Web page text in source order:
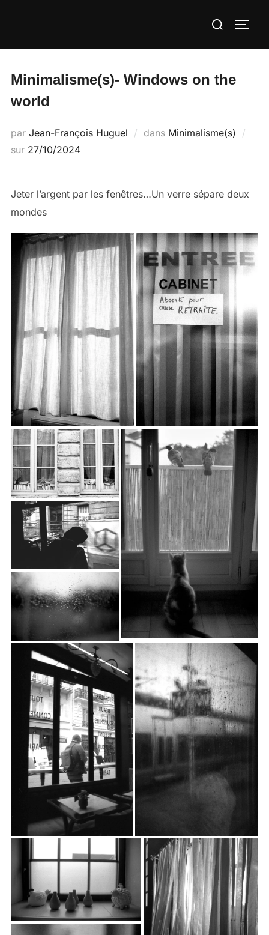
Rechercher :
Minimalisme(s)- Windows on the
world
par Jean-François Huguel dans Minimalisme(s)
sur Publié
27/10/2024
Jeter l’argent par les fenêtres…Un verre sépare deux
mondes